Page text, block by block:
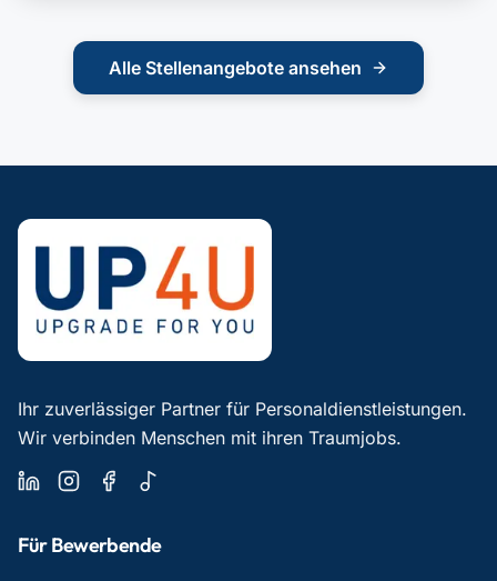
Alle Stellenangebote ansehen
Ihr zuverlässiger Partner für Personaldienstleistungen.
Wir verbinden Menschen mit ihren Traumjobs.
Für Bewerbende